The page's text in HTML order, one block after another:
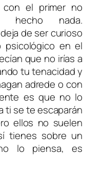
el primer no
hecho nada.
de ser curioso
psicológico en el
que no irías a
tu tenacidad y
adrede o con
es que no lo
ti se te escaparán
ellos no suelen
tienes sobre un
lo piensa, es